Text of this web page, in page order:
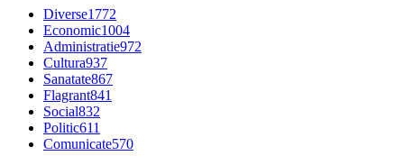
Diverse1772
Economic1004
Administratie972
Cultura937
Sanatate867
Flagrant841
Social832
Politic611
Comunicate570